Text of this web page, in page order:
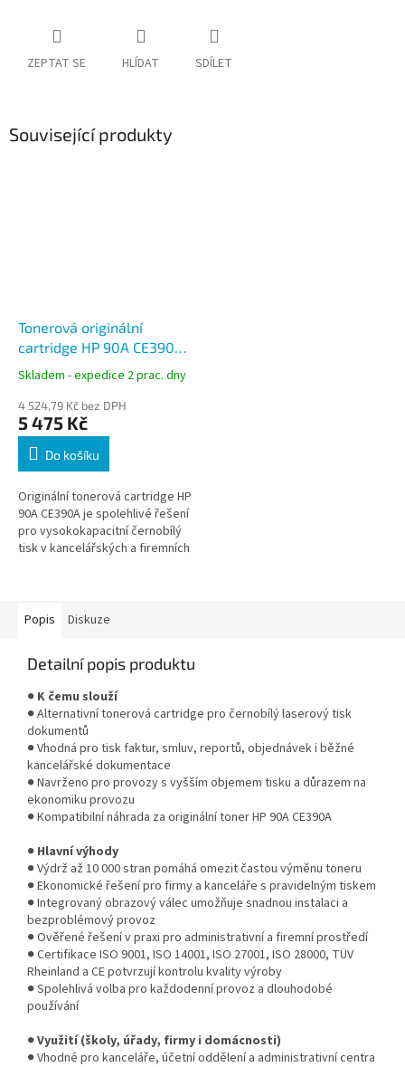
ZEPTAT SE HLÍDAT SDÍLET
Související produkty
Tonerová originální
cartridge HP 90A CE390A
černá, 10000 stran
Skladem - expedice 2 prac. dny
4 524,79 Kč bez DPH
5 475 Kč
Do košíku
Originální tonerová cartridge HP
90A CE390A je spolehlivé řešení
pro vysokokapacitní černobílý
tisk v kancelářských a firemních
Popis Diskuze
Detailní popis produktu
● K čemu slouží
● Alternativní tonerová cartridge pro černobílý laserový tisk
dokumentů
● Vhodná pro tisk faktur, smluv, reportů, objednávek i běžné
kancelářské dokumentace
● Navrženo pro provozy s vyšším objemem tisku a důrazem na
ekonomiku provozu
● Kompatibilní náhrada za originální toner HP 90A CE390A
● Hlavní výhody
● Výdrž až 10 000 stran pomáhá omezit častou výměnu toneru
● Ekonomické řešení pro firmy a kanceláře s pravidelným tiskem
● Integrovaný obrazový válec umožňuje snadnou instalaci a
bezproblémový provoz
● Ověřené řešení v praxi pro administrativní a firemní prostředí
● Certifikace ISO 9001, ISO 14001, ISO 27001, ISO 28000, TÜV
Rheinland a CE potvrzují kontrolu kvality výroby
● Spolehlivá volba pro každodenní provoz a dlouhodobé
používání
●Využití (školy, úřady, firmy i domácnosti)
● Vhodné pro kanceláře, účetní oddělení a administrativní centra